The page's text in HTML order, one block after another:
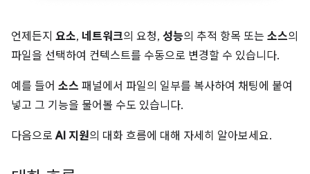
언제든지 요소, 네트워크의 요청, 성능의 추적 항목 또는 소스의
파일을 선택하여 컨텍스트를 수동으로 변경할 수 있습니다.
예를 들어 소스 패널에서 파일의 일부를 복사하여 채팅에 붙여
넣고 그 기능을 물어볼 수도 있습니다.
다음으로AI 지원의 대화 흐름에 대해 자세히 알아보세요.